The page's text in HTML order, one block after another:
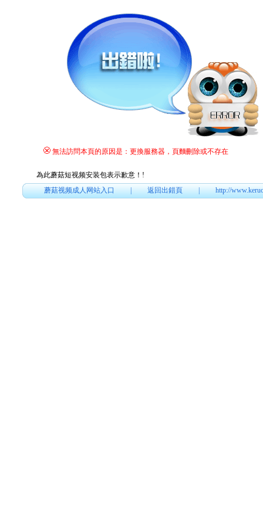
無法訪問本頁的原因是：更換服務器，頁麵刪除或不存在
為此蘑菇短视频安装包表示歉意！ !
蘑菇视频成人网站入口|返回出錯頁|http://